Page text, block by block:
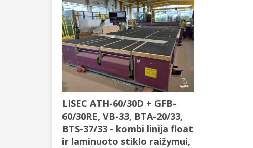
LISEC ATH-60/30D + GFB-
60/30RE, VB-33, BTA-20/33,
BTS-37/33 - kombi linija float
ir laminuoto stiklo raižymui,